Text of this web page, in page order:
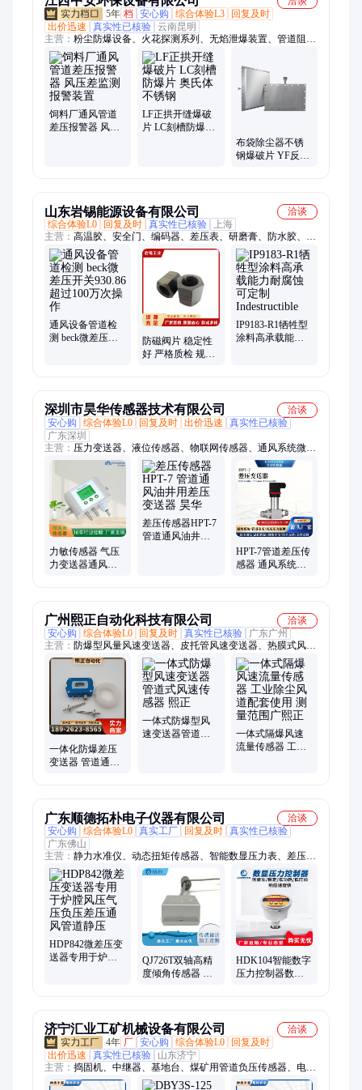
5年 档 安心购 综合体验L3
回复及时
出价迅速
真实性已核验 云南昆明
主营： 粉尘防爆设备、火花探测系列、无焰泄爆装置、管道阻火
器、粉尘爆破片、压差温度报警器、火花捕捉器、隔爆阀、无焰
泄压阀、气旋塔、喷淋塔、活性炭吸附箱、光氧过滤器、油烟净
化器、锁气卸灰装置、除尘器监控系统
饲料厂通风管道
差压报警器 风压
LF正拱开缝爆破
片 LC刻槽防爆片
布袋除尘器不锈
钢爆破片 YF反拱
山东岩锡能源设备有限公司
洽谈
综合体验L0
回复及时 真实性已核验
上海
主营： 高温胶、安全门、编码器、差压表、研磨膏、防水胶、粘
合剂、铝涂层、涂抹膏、机器人、调节垫、继电器、控制器、标
记膏、密封剂、密封圈、门开关、扭簧机、密封胶、磁力锁、操
纵杆、传感器、润滑脂、固定漆、阀底座
通风设备管道检
测 beck微差压开
防磁阀片 稳定性
好 严格质检 规格
IP9183-R1牺牲型
涂料高承载能力
深圳市昊华传感器技术有限公司
洽谈
安心购
综合体验L0 回复及时 出价迅速
真实性已核验
广东深圳
主营： 压力变送器、液位传感器、物联网传感器、通风系统微差
压传感器、压力液位温度变送器、水浸/振动传感器、压力传感
器、温湿度传感器、无线压力传感器、无线液位传感器、无线温
度传感器
力敏传感器 气压
力变送器通风系
差压传感器HPT-7
管道通风油井用
HPT-7管道差压传
感器 通风系统数
广州熙正自动化科技有限公司
洽谈
安心购
综合体验L0 回复及时 真实性已核验
广东广州
主营： 防爆型风量风速变送器、皮托管风速变送器、热膜式风速
传感器、除尘管道风速传感器、耐高温防堵型风速变送器、粉尘
传感器、压力变送器、温度传感器、液位传感器、流量传感器
一体化防爆差压
变送器 管道通风
一体式防爆型风
速变送器管道式
一体式隔爆风速
流量传感器 工业
广东顺德拓朴电子仪器有限公司
洽谈
安心购
综合体验L0 真实工厂 回复及时 真实性已核验
广东佛山
主营： 静力水准仪、动态扭矩传感器、智能数显压力表、差压式
静力水准仪、温度传感器、位移传感器、称重传感器、扭矩传感
器、流量计、防腐压力传感器、风压变送器、压力传感器、液位
变送器、压力变送器、倾角传感器、传感器、温度变送器、压力
控制器、高温压力传感器、无线倾角传感器、防爆压力表、防腐
压力变送器、位移变送器、静态扭矩传感器、涡轮流量计
HDP842微差压变
送器专用于炉膛
QJ726T双轴高精
度倾角传感器 发
HDK104智能数字
压力控制器数显
济宁汇业工矿机械设备有限公司
洽谈
4年 厂 安心购 综合体验L0
回复及时
出价迅速
真实性已核验
山东济宁
主营： 捣固机、中继器、基地台、煤矿用管道负压传感器、电磁
阀、信号灯、传感器、接线盒、打磨机、输送机、显模块、凿岩